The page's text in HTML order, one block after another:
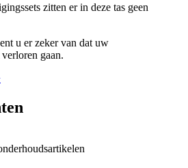
zitten er in deze tas geen
u er zeker van dat uw
gaan.